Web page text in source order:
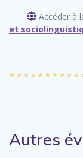
Accéder à
et
* * * * * * * * * *
Autres